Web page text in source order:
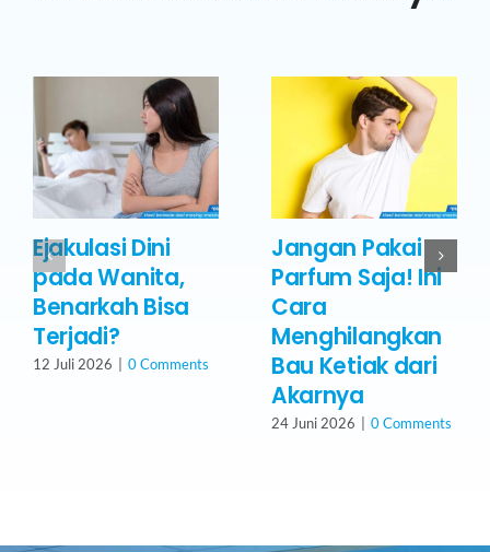
Ejakulasi Dini
pada Wanita,
Benarkah Bisa
Terjadi?
12 Juli 2026 0 Comments
Jangan Pakai
Parfum Saja! Ini
Cara
Menghilangkan
Bau Ketiak dari
Akarnya
24 Juni 2026 0 Comments